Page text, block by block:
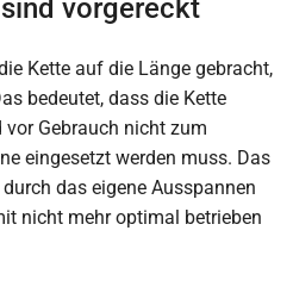
vorgereckt
Kette auf die Länge gebracht,
bedeutet, dass die Kette
Gebrauch nicht zum
eingesetzt werden muss. Das
das eigene Ausspannen
nicht mehr optimal betrieben